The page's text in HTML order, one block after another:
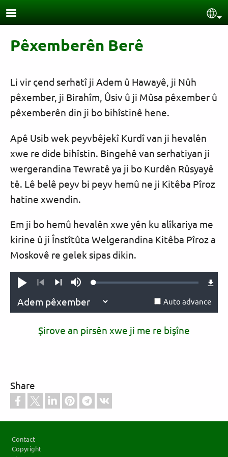
Skip to main content
Pêxemberên Berê
Li vir çend serhatî ji Adem û Hawayê, ji Nûh
pêxember, ji Birahîm, Ûsiv û ji Mûsa pêxember û
pêxemberên din ji bo bihîstinê hene.
Apê Usib wek peyvbêjekî Kurdî van ji hevalên
xwe re dide bihîstin. Bingehê van serhatiyan ji
wergerandina Tewratê ya ji bo Kurdên Rûsyayê
tê. Lê belê peyv bi peyv hemû ne ji Kitêba Pîroz
hatine xwendin.
Em ji bo hemû hevalên xwe yên ku alîkariya me
kirine û ji Înstîtûta Welgerandina Kitêba Pîroz a
Moskovê re gelek sipas dikin.
Vêxîne
Previous
MuteLoaded:
Auto advance
Şirove an pirsên xwe ji me re bişîne
Share
Contact
Copyright